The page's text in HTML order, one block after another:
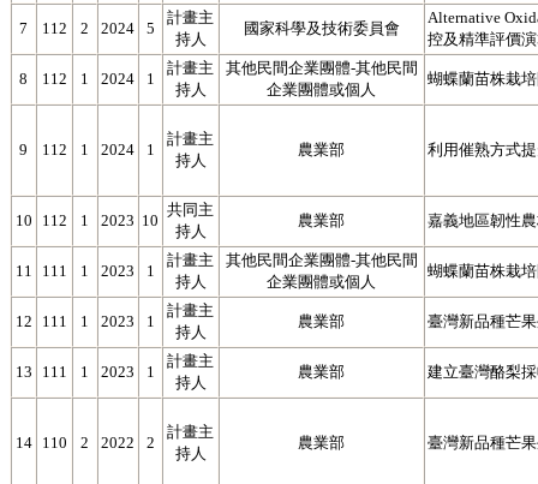
7 112 2 2024 5
計畫主
持人
國家科學及技術委員會
Alternative
控及精準評價
8 112 1 2024 1
計畫主
持人
其他民間企業團體-其他民間
企業團體或個人
蝴蝶蘭苗株栽
9 112 1 2024 1
計畫主
持人
農業部 利用催熟方式
10 112 1 2023 10
共同主
持人
農業部 嘉義地區韌性
11 111 1 2023 1
計畫主
持人
其他民間企業團體-其他民間
企業團體或個人
蝴蝶蘭苗株栽
12 111 1 2023 1
計畫主
持人
農業部 臺灣新品種芒
13 111 1 2023 1
計畫主
持人
農業部 建立臺灣酪梨
14 110 2 2022 2
計畫主
持人
農業部 臺灣新品種芒